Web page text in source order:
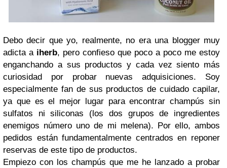
Debo decir que yo, realmente, no era una blogger muy
adicta a iherb, pero confieso que poco a poco me estoy
enganchando a sus productos y cada vez siento más
curiosidad por probar nuevas adquisiciones. Soy
especialmente fan de sus productos de cuidado capilar,
ya que es el mejor lugar para encontrar champús sin
sulfatos ni siliconas (los dos grupos de ingredientes
enemigos número uno de mi melena). Por ello, ambos
pedidos están fundamentalmente centrados en reponer
reservas de este tipo de productos.
Empiezo con los champús que me he lanzado a probar